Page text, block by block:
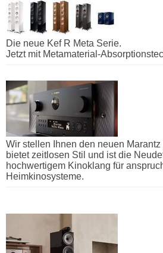
Die neue Kef R Meta Serie.
Jetzt mit Metamaterial-
Wir stellen Ihnen den neuen
bietet zeitlosen Stil und ist die
hochwertigem Kinoklang für
Heimkinosysteme.